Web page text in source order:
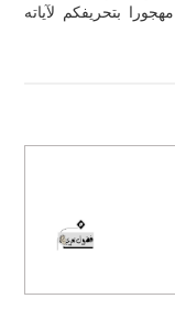
بتحريفكم لآياته